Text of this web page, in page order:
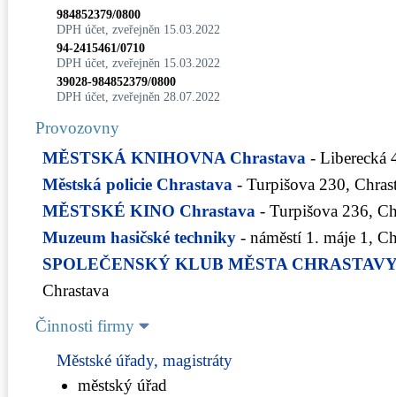
984852379/0800
DPH účet, zveřejněn 15.03.2022
94-2415461/0710
DPH účet, zveřejněn 15.03.2022
39028-984852379/0800
DPH účet, zveřejněn 28.07.2022
Provozovny
MĚSTSKÁ KNIHOVNA Chrastava - Liberecká
Městská policie Chrastava - Turpišova 230,
MĚSTSKÉ KINO Chrastava - Turpišova 236,
Muzeum hasičské techniky - náměstí 1. máje 1,
SPOLEČENSKÝ KLUB MĚSTA
Chrastava
Činnosti firmy
Městské úřady, magistráty
městský úřad